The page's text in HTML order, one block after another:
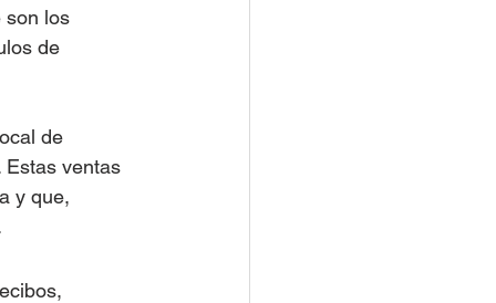
son los
de
de
Estas ventas
y que,